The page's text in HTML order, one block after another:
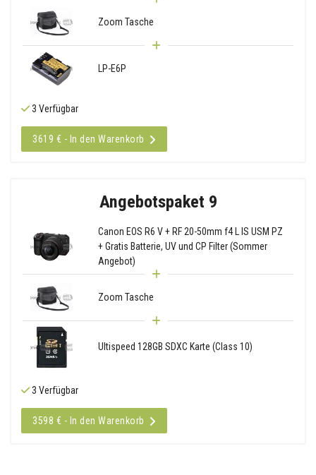
Zoom Tasche
LP-E6P
3 Verfügbar
3619 € - In den Warenkorb
Angebotspaket 9
Canon EOS R6 V + RF 20-50mm f4 L IS USM PZ
+ Gratis Batterie, UV und CP Filter (Sommer
Angebot)
Zoom Tasche
Ultispeed 128GB SDXC Karte (Class 10)
3 Verfügbar
3598 € - In den Warenkorb